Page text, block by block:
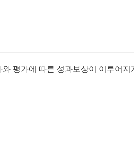
평가에 따른 성과보상이 이루어지